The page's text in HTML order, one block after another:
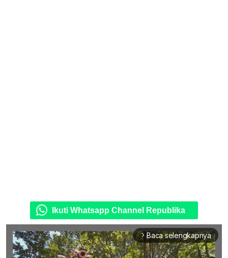
Ikuti Whatsapp Channel Republika
arrow_forward_ios Baca selengkapnya